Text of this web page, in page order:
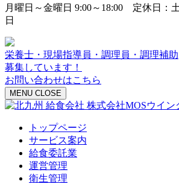
月曜日～金曜日 9:00～18:00 定休日：
日
栄養士・現場指導員・調理員・調理補助
募集しています！
お問い合わせはこちら
MENU CLOSE
トップページ
サービス案内
給食委託業
運営管理
衛生管理